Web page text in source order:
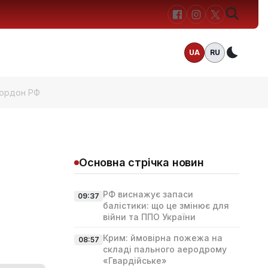
UA RU
РФ
Основна стрічка новин
09:37 РФ виснажує запаси
балістики: що це змінює для
війни та ППО України
08:57 Крим: ймовірна пожежа на
складі пального аеродрому
«Гвардійське»